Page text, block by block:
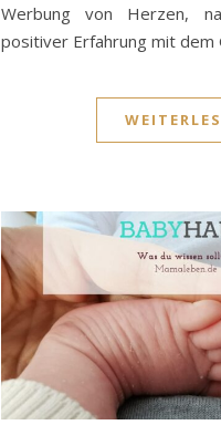
Werbung von Herzen,
positiver Erfahrung mit dem